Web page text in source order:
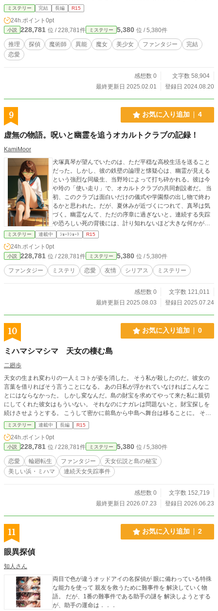
術師〉横山玲奈に、その家で起こる異変の解決に、仁は巻き込まれてしまう。
ミステリー 完結 長編 R15
24h.ポイント 0pt
小説 228,781 位 / 228,781件 ミステリー 5,380 位 / 5,380件
推理 探偵 魔術師 異能 魔女 美少女 ファンタジー
完結
恋愛
感想数 0
文字数 58,904
最終更新日 2025.02.01
登録日 2024.08.20
9 お気に入り追加 4
虚無の物語。呪いと幽霊を追うオカルトクラブの記録！
KamiMoor
犬塚真琴が望んでいたのは、ただ平穏な高校生活を送ること
だった。しかし、彼の鉄壁の論理と懐疑心は、幽霊が見える
という強烈な同級生、当野玲によって打ち砕かれる。彼は今
や玲の「使い走り」で、オカルトクラブの共同創設者だ。 当
初、このクラブは面白いだけの儀式や学園祭の出し物で終わ
るかと思われた。だが、夏休みが近づくにつれて、真琴は気
づく。幽霊なんて、ただの序章に過ぎないと。連続する失踪
や恐ろしい死の背後には、計り知れないほど大きな何かが隠
されている。それは異世界への扉。そして、彼らの現実を飲
み込もうとする、絶対的な空虚という未知の力だ。 世界を救
うためには、真琴はありえないことをしなければならない。
つまり、これまで頑なに信じなかったことを信じるのだ。な
ぜなら、存在してはいけないものと戦う唯一の方法は、それ
しかないからだ。
ミステリー 連載中 ｼｮｰﾄｼｮｰﾄ R15
24h.ポイント 0pt
小説 228,781 位 / 228,781件 ミステリー 5,380 位 / 5,380件
ファンタジー ミステリ 恋愛 友情 シリアス ミステリー
感想数 0
文字数 121,011
最終更新日 2025.08.03
登録日 2025.07.24
10 お気に入り追加 0
ミハマシマシマ 天女の棲む島
二廻歩
天女の生まれ変わりの一人ミコトが姿を消した。 そう私が殺したのだ。彼女の
言葉を借りればそう言うことになる。 あの日私が浮かれていなければこんなこ
とにはならなかった。 しかし変なんだ。島の財宝を求めてやって来た私に親切
にしてくれた彼女はもういない。 それなのにナガレは問題ないと。財宝探しを
続けさせようとする。 こうして密かに前島から中島へ舞台は移ることに。 そこ
に現れたのはまさしく天女。妄想や幻でないとしたらこれは一体どう言うこと
だ？ 天女伝説と財宝を追って天女の棲む島・ミハマ島を訪れた私に待っていた
試練。 もう誰も天女から逃れられない！
ミステリー 連載中 長編 R15
24h.ポイント 0pt
小説 228,781 位 / 228,781件 ミステリー 5,380 位 / 5,380件
恋愛 輪廻転生 ファンタジー
天女伝説と島の秘宝
美しい浜・ミハマ
連続天女失踪事件
感想数 0
文字数 152,719
最終更新日 2026.07.23
登録日 2026.06.23
11 お気に入り追加 2
眼異探偵
知人さん
両目で色が違うオッドアイの名探偵が 眼に備わっている特殊
な能力を使って 親友を救うために難事件を 解決していく物
語。 だが、1番の難事件である助手の謎を 解決しようとする
が、助手の運命は．．．